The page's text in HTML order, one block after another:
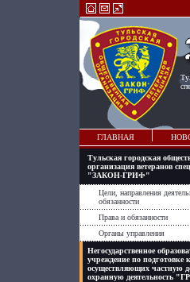
ГЛАВНАЯ
Тульская городская
организация ветеранов
"ЗАКОН-ГРИФ"
Цели, направления
обязанности
Права и обязанности
Органы управления
Негосударственное
учреждение по подготовке
осуществляющих частную
охранную деятельность